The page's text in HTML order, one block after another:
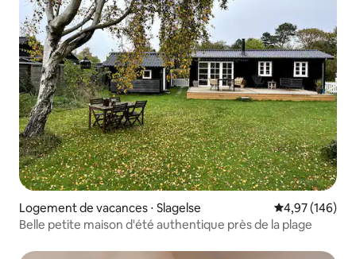
Logement de vacances ⋅ Slagelse Évaluation
4,97 (146)
Belle petite maison d'été authentique près de la plage